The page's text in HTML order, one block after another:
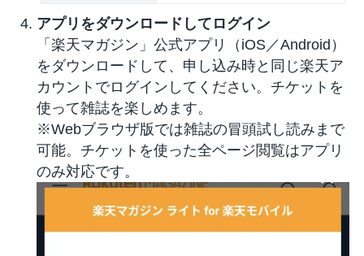
アプリをダウンロードしてログイン
「楽天マガジン」公式アプリ（iOS／Android）
をダウンロードして、申し込み時と同じ楽天ア
カウントでログインしてください。チケットを
使って雑誌を楽しめます。
※Webブラウザ版では雑誌の冒頭試し読みまで
可能。チケットを使った全ページ閲覧はアプリ
のみ対応です。